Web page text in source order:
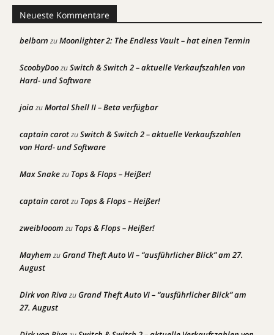
Neueste Kommentare
belborn zuMoonlighter 2: The Endless Vault – hat einen Termin
ScoobyDoozuSwitch & Switch 2 – aktuelle Verkaufszahlen von
Hard- und Software
joiazuMortal Shell II – Beta verfügbar
captain carotzuSwitch & Switch 2 – aktuelle Verkaufszahlen
von Hard- und Software
Max Snakezu Tops & Flops – Heißer!
captain carotzu Tops & Flops – Heißer!
zweiblooom zu Tops & Flops – Heißer!
Mayhem zuGrand Theft Auto VI – “ausführlicher Blick” am 27.
August
Dirk von RivazuGrand Theft Auto VI – “ausführlicher Blick” am
27. August